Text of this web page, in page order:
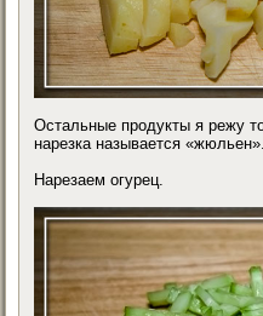
Остальные продукты я режу
нарезка называется «жюльен».
Нарезаем огурец.